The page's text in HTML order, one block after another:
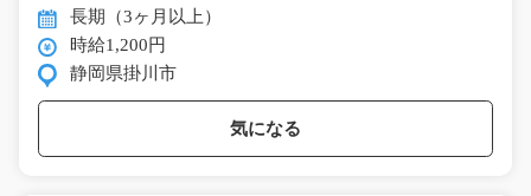
長期（3ヶ月以上）
時給1,200円
静岡県掛川市
気になる